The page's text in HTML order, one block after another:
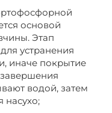
основой
Этап
устранения
иначе покрытие
водой, затем
насухо;